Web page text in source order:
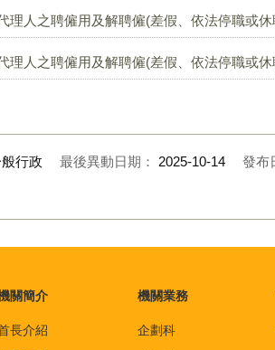
理人之聘僱用及解聘僱(差假、依法停職或
理人之聘僱用及解聘僱(差假、依法停職或
行政 最後異動日期： 2025-10-14 發布
關簡介
長介紹
機關業務
企劃科